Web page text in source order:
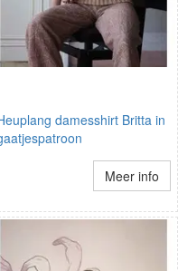
damesshirt Britta in
Meer info